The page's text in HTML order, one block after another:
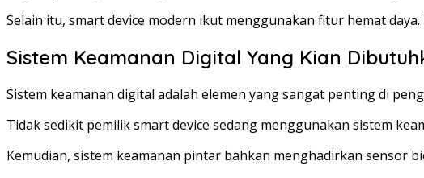
Selain itu, smart device modern ikut menggunakan fitur hemat
Sistem Keamanan Digital Yang Kian
Sistem keamanan digital adalah elemen yang sangat penting di
Tidak sedikit pemilik smart device sedang menggunakan sistem
Kemudian, sistem keamanan pintar bahkan menghadirkan sensor